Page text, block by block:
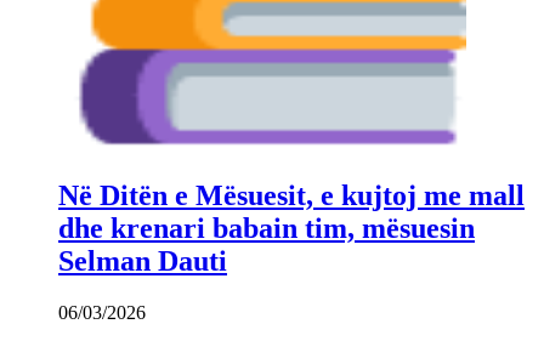
Në Ditën e Mësuesit, e kujtoj me mall
dhe krenari babain tim, mësuesin
Selman Dauti
06/03/2026